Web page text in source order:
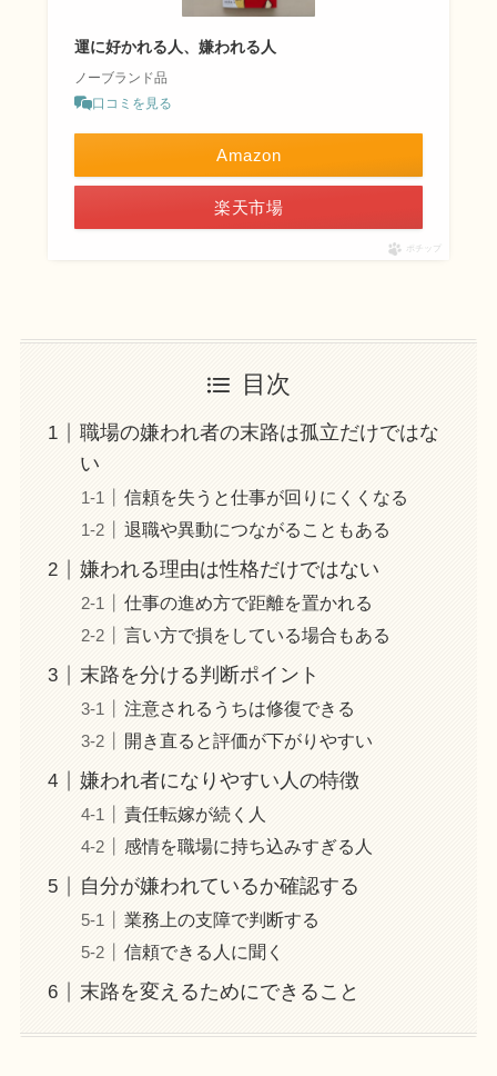
運に好かれる人、嫌われる人
ノーブランド品
口コミを見る
Amazon
楽天市場
ポチップ
目次
職場の嫌われ者の末路は孤立だけではな
い
信頼を失うと仕事が回りにくくなる
退職や異動につながることもある
嫌われる理由は性格だけではない
仕事の進め方で距離を置かれる
言い方で損をしている場合もある
末路を分ける判断ポイント
注意されるうちは修復できる
開き直ると評価が下がりやすい
嫌われ者になりやすい人の特徴
責任転嫁が続く人
感情を職場に持ち込みすぎる人
自分が嫌われているか確認する
業務上の支障で判断する
信頼できる人に聞く
末路を変えるためにできること